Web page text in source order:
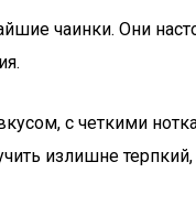
чаинки. Они
с четкими
излишне